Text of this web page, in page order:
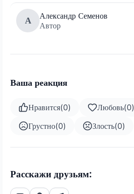
А
Александр Семенов
Автор
Ваша реакция
Нравится(0) Любовь(0)
Грустно(0) Злость(0)
Расскажи друзьям: